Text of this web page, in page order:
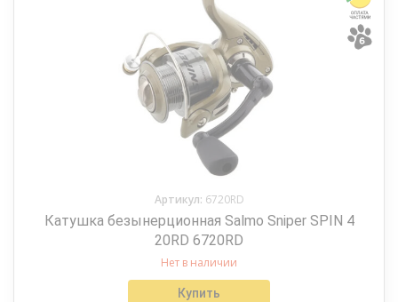
Артикул: 6720RD
Катушка безынерционная Salmo Sniper SPIN 4
20RD 6720RD
Нет в наличии
Купить